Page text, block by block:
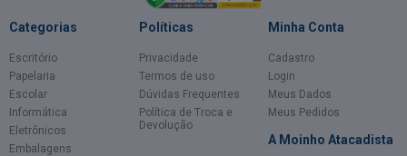
Categorias
Escritório
Papelaria
Escolar
Informática
Eletrônicos
Embalagens
Políticas
Privacidade
Termos de uso
Dúvidas Frequentes
Política de Troca e
Devolução
Minha Conta
Cadastro
Login
Meus Dados
Meus Pedidos
A Moinho Atacadista